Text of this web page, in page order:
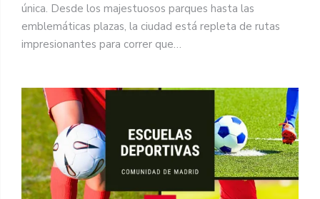
única. Desde los majestuosos parques hasta las
emblemáticas plazas, la ciudad está repleta de rutas
impresionantes para correr que…